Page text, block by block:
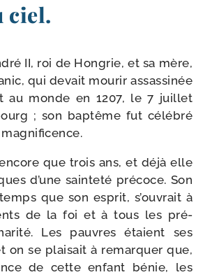
ciel.
II, roi de Hongrie, et sa mère,
qui devait mou­rir assas­si­née
au monde en 1207, le 7 juillet
; son bap­tême fut célé­bré
que trois ans, et déjà elle
d’une sain­te­té pré­coce. Son
que son esprit, s’ouvrait à
de la foi et à tous les pré­
Les pauvres étaient ses
on se plai­sait à remar­quer que,
de cette enfant bénie, les